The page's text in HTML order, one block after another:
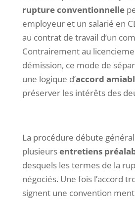
rupture conventionnelle
employeur et un salarié en
au contrat de travail d’un
Contrairement au
démission, ce mode de
une logique d’accord
préserver les intérêts des
La procédure débute
plusieursentretiens
desquels les termes de la
négociés. Une fois l’accord
signent une convention